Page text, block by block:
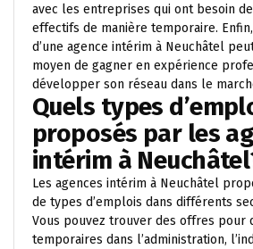
avec les entreprises qui ont besoin
effectifs de manière temporaire.
d’une agence intérim à Neuchâtel
moyen de gagner en expérience
développer son réseau dans le
Quels types
proposés par les
intérim à
Les agences intérim à Neuchâtel
de types d’emplois dans différents
Vous pouvez trouver des offres pour
temporaires dans l’administration,